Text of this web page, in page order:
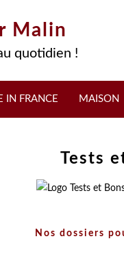
Malin
quotidien !
IN FRANCE MAISON
Tests
Nos dossiers